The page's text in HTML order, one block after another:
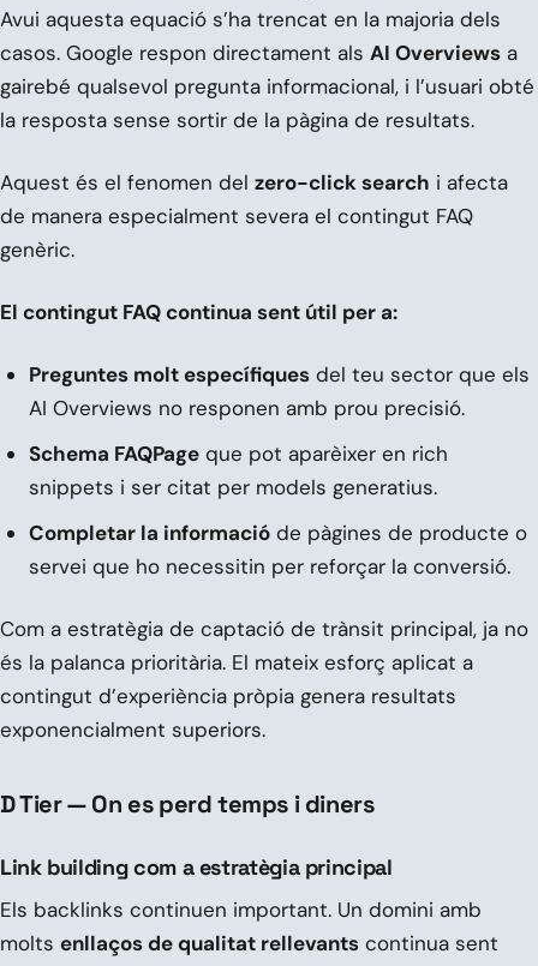
Avui aquesta equació s’ha trencat en la majoria dels
casos. Google respon directament als AI Overviews a
gairebé qualsevol pregunta informacional, i l’usuari obté
la resposta sense sortir de la pàgina de resultats.
Aquest és el fenomen del zero-click search i afecta
de manera especialment severa el contingut FAQ
genèric.
El contingut FAQ continua sent útil per a:
Preguntes molt específiques del teu sector que els
AI Overviews no responen amb prou precisió.
Schema FAQPage que pot aparèixer en rich
snippets i ser citat per models generatius.
Completar la informació de pàgines de producte o
servei que ho necessitin per reforçar la conversió.
Com a estratègia de captació de trànsit principal, ja no
és la palanca prioritària. El mateix esforç aplicat a
contingut d’experiència pròpia genera resultats
exponencialment superiors.
D Tier — On es perd temps i diners
Link building com a estratègia principal
Els backlinks continuen important. Un domini amb
molts enllaços de qualitat rellevants continua sent